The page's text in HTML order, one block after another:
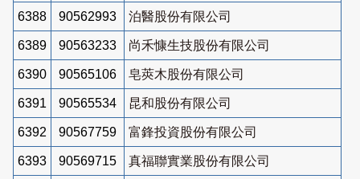
6388 90562993 泊醫股份有限公司
6389 90563233 尚禾慷生技股份有限公司
6390 90565106 皂莢木股份有限公司
6391 90565534 昆和股份有限公司
6392 90567759 富鋒投資股份有限公司
6393 90569715 真福聯實業股份有限公司